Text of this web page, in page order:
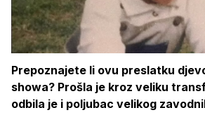
Prepoznajete li ovu preslatku
showa? Prošla je kroz veliku
odbila je i poljubac velikog